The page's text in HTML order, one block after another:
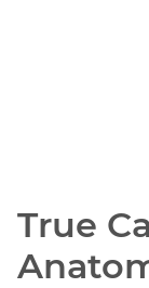
True